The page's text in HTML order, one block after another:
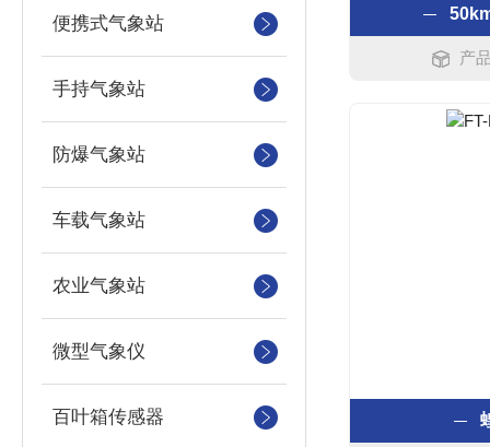
便携式气象站
手持气象站
防爆气象站
车载气象站
农业气象站
微型气象仪
百叶箱传感器
产